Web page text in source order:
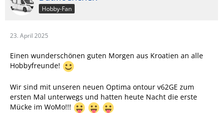
Hobby-Fan
23. April 2025
Einen wunderschönen guten Morgen aus Kroatien an alle
Hobbyfreunde!
Wir sind mit unseren neuen Optima ontour v62GE zum
ersten Mal unterwegs und hatten heute Nacht die erste
Mücke im WoMo!!!